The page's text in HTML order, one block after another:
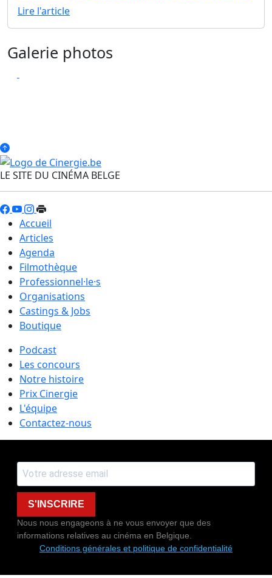
Lire l'article
Galerie photos
LE SITE DU CINÉMA BELGE
Accueil
Articles
Agenda
Filmothèque
Professionnel·le·s
Organisations
Castings & Jobs
Boutique
Podcast
Les concours
Notre histoire
Prix Cinergie
L'équipe
Contactez-nous
S'INSCRIRE
Nous nous engageons à ne vous envoyer que des
informations relatives au cinéma en Belgique.
Conditions générales et politique de confidentialité